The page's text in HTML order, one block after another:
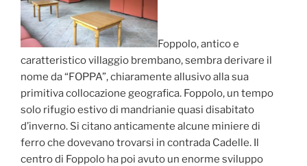
Foppolo, antico e
caratteristico villaggio brembano, sembra derivare il
nome da “FOPPA”, chiaramente allusivo alla sua
primitiva collocazione geografica. Foppolo, un tempo
solo rifugio estivo di mandrianie quasi disabitato
d’inverno. Si citano anticamente alcune miniere di
ferro che dovevano trovarsi in contrada Cadelle. Il
centro di Foppolo ha poi avuto un enorme sviluppo